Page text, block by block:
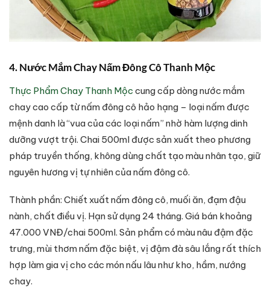
4. Nước Mắm Chay Nấm Đông Cô Thanh Mộc
Thực Phẩm Chay Thanh Mộc cung cấp dòng nước mắm
chay cao cấp từ nấm đông cô hảo hạng – loại nấm được
mệnh danh là “vua của các loại nấm” nhờ hàm lượng dinh
dưỡng vượt trội. Chai 500ml được sản xuất theo phương
pháp truyền thống, không dùng chất tạo màu nhân tạo, giữ
nguyên hương vị tự nhiên của nấm đông cô.
Thành phần: Chiết xuất nấm đông cô, muối ăn, đạm đậu
nành, chất điều vị. Hạn sử dụng 24 tháng. Giá bán khoảng
47.000 VNĐ/chai 500ml. Sản phẩm có màu nâu đậm đặc
trưng, mùi thơm nấm đặc biệt, vị đậm đà sâu lắng rất thích
hợp làm gia vị cho các món nấu lâu như kho, hầm, nướng
chay.